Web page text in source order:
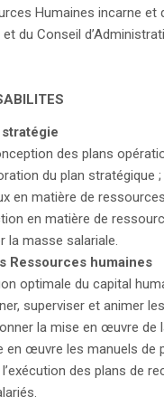
Humaines incarne
du Conseil
des plans
du plan stratégique ;
en matière de
en matière de
la masse salariale.
Ressources humaines
optimale du capital
superviser et animer
la mise en œuvre de
en œuvre les manuels
l’exécution des plans de